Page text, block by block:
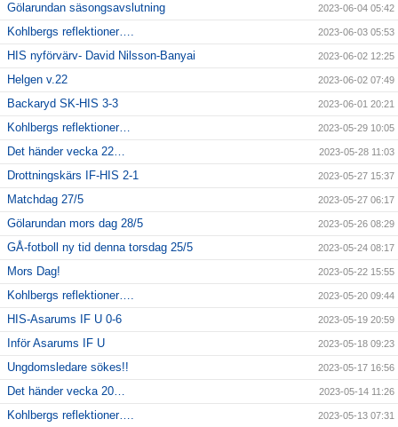
Gölarundan säsongsavslutning 2023-06-04 05:42
Kohlbergs reflektioner…. 2023-06-03 05:53
HIS nyförvärv- David Nilsson-Banyai 2023-06-02 12:25
Helgen v.22 2023-06-02 07:49
Backaryd SK-HIS 3-3 2023-06-01 20:21
Kohlbergs reflektioner… 2023-05-29 10:05
Det händer vecka 22… 2023-05-28 11:03
Drottningskärs IF-HIS 2-1 2023-05-27 15:37
Matchdag 27/5 2023-05-27 06:17
Gölarundan mors dag 28/5 2023-05-26 08:29
GÅ-fotboll ny tid denna torsdag 25/5 2023-05-24 08:17
Mors Dag! 2023-05-22 15:55
Kohlbergs reflektioner…. 2023-05-20 09:44
HIS-Asarums IF U 0-6 2023-05-19 20:59
Inför Asarums IF U 2023-05-18 09:23
Ungdomsledare sökes!! 2023-05-17 16:56
Det händer vecka 20… 2023-05-14 11:26
Kohlbergs reflektioner…. 2023-05-13 07:31